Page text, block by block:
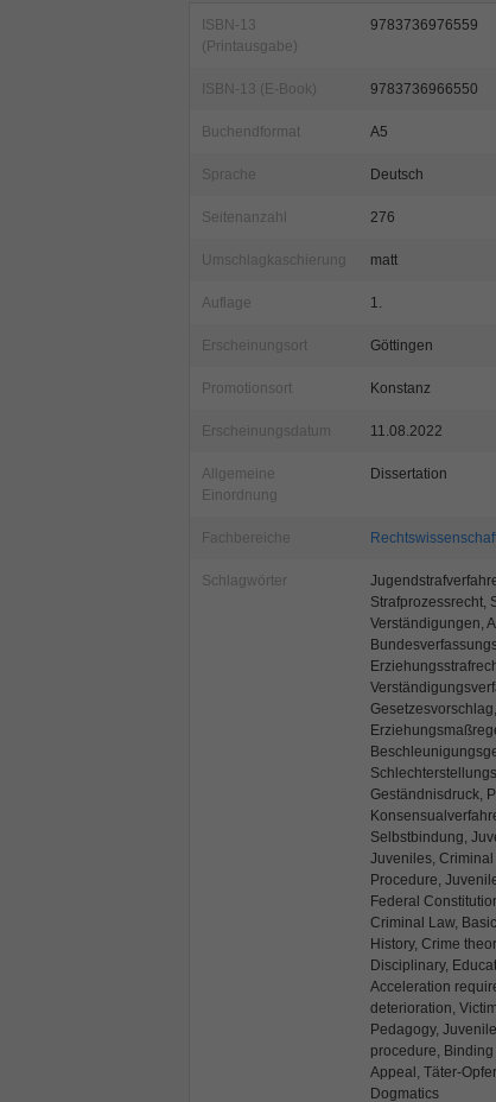
ISBN-13
(Printausgabe)
9783736976559
ISBN-13 (E-Book) 9783736966550
Buchendformat A5
Sprache Deutsch
Seitenanzahl 276
Umschlagkaschierung matt
Auflage 1.
Erscheinungsort Göttingen
Promotionsort Konstanz
Erscheinungsdatum 11.08.2022
Allgemeine
Einordnung
Dissertation
Fachbereiche
Schlagwörter
Strafprozessrecht,
Verständigungen,
Geständnisdruck,
Selbstbindung,
Juveniles,
Procedure,
Federal
Criminal Law,
History, Crime
Disciplinary,
Acceleration
deterioration,
Pedagogy,
procedure,
Appeal, Täter-
Dogmatics